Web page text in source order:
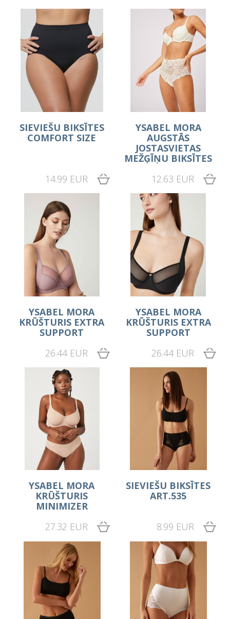
SIEVIEŠU BIKSĪTES
COMFORT SIZE
14.99 EUR
YSABEL MORA
AUGSTĀS
JOSTASVIETAS
MEŽĢĪŅU BIKSĪTES
12.63 EUR
YSABEL MORA
KRŪŠTURIS EXTRA
SUPPORT
26.44 EUR
YSABEL MORA
KRŪŠTURIS EXTRA
SUPPORT
26.44 EUR
YSABEL MORA
KRŪŠTURIS
MINIMIZER
27.32 EUR
SIEVIEŠU BIKSĪTES
ART.535
8.99 EUR